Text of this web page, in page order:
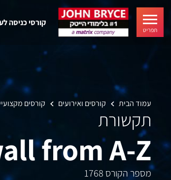
תפריט
קורסי כניסה
עמוד הבית קורסים ואירועים קורסים
תקשורת
from A-Z
מספר הקורס 1768